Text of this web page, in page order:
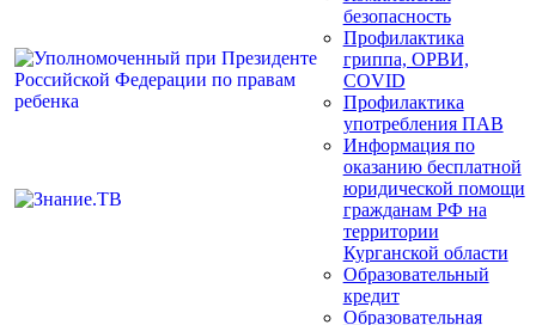
безопасность
Профилактика
гриппа, ОРВИ,
COVID
Профилактика
употребления ПАВ
Информация по
оказанию бесплатной
юридической помощи
гражданам РФ на
территории
Курганской области
Образовательный
кредит
Образовательная